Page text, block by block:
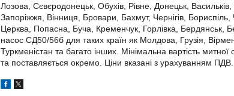
Лозова, Сєвєродонецьк, Обухів, Рівне, Донецьк,
Запоріжжя, Вінниця, Бровари, Бахмут, Чернігів,
Церква, Попасна, Буча, Кременчук, Горлівка, Бердянськ,
насос СД50/56б для таких країн як Молдова, Грузія,
Туркменістан та багато інших. Мінімальна вартість
та поставляється окремо. Ціни вказані з урахуванням ПДВ.